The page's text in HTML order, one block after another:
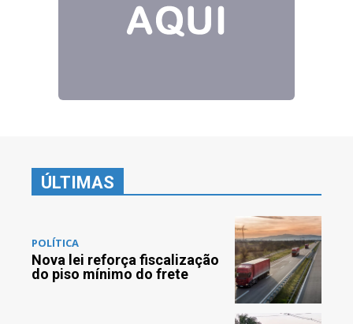
ÚLTIMAS
POLÍTICA
Nova lei reforça fiscalização
do piso mínimo do frete